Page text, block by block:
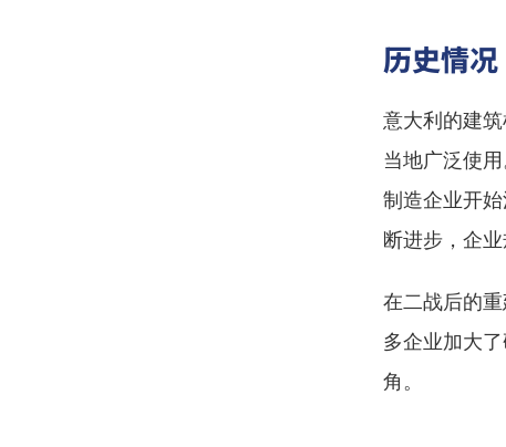
历史情况
意大利的建
当地广泛使
制造企业开
断进步，企业
在二战后的
多企业加大
角。